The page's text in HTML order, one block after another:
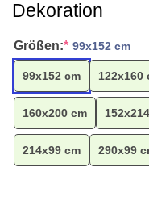
Dekoration
Größen:* 99x152 cm
99x152 cm 122x160
160x200 cm
214x99 cm 290x99